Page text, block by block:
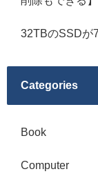
32TBのSSDが
Categories
Book
Computer